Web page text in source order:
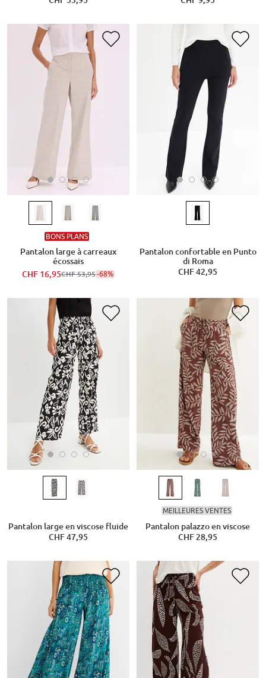
BONS PLANS
Pantalon large à carreaux
écossais
CHF 16,95CHF 53,95-68%
Pantalon confortable en Punto
di Roma
CHF 42,95
Pantalon large en viscose fluide
CHF 47,95
MEILLEURES VENTES
Pantalon palazzo en viscose
CHF 28,95